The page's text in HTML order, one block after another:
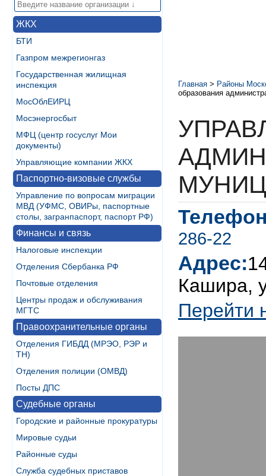
ЖКХ
БТИ
Газпром межрегионгаз
Государственная жилищная
инспекция
МосОблЕИРЦ
Мосэнергосбыт
МФЦ (центр госуслуг Мои
документы)
Управляющие компании ЖКХ
Паспортно-визовые службы
Управление по вопросам миграции
МВД (УФМС, ОВИРы, паспортные
столы, загранпаспорт, паспорт РФ)
Финансы и связь
Налоговые инспекции
Отделения Сбербанка РФ
Почтовые отделения
Центры продаж и обслуживания
МГТС
Правоохранительные органы
Отделения ГИБДД (МРЭО, РЭР и
ТН)
Отделения полиции (ОМВД)
Посты ДПС
Судебные органы
Городские и районные прокуратуры
Мировые судьи
Районные суды
Служба судебных приставов
Главная > Районы
образования
286-22
Адрес:
Кашира,
Перейти